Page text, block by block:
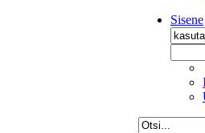
Sisene